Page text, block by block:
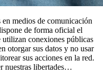
medios de comunicación
de forma oficial el
conexiones públicas
otorgar sus datos y no usar
sus acciones en la red.
nuestras libertades…